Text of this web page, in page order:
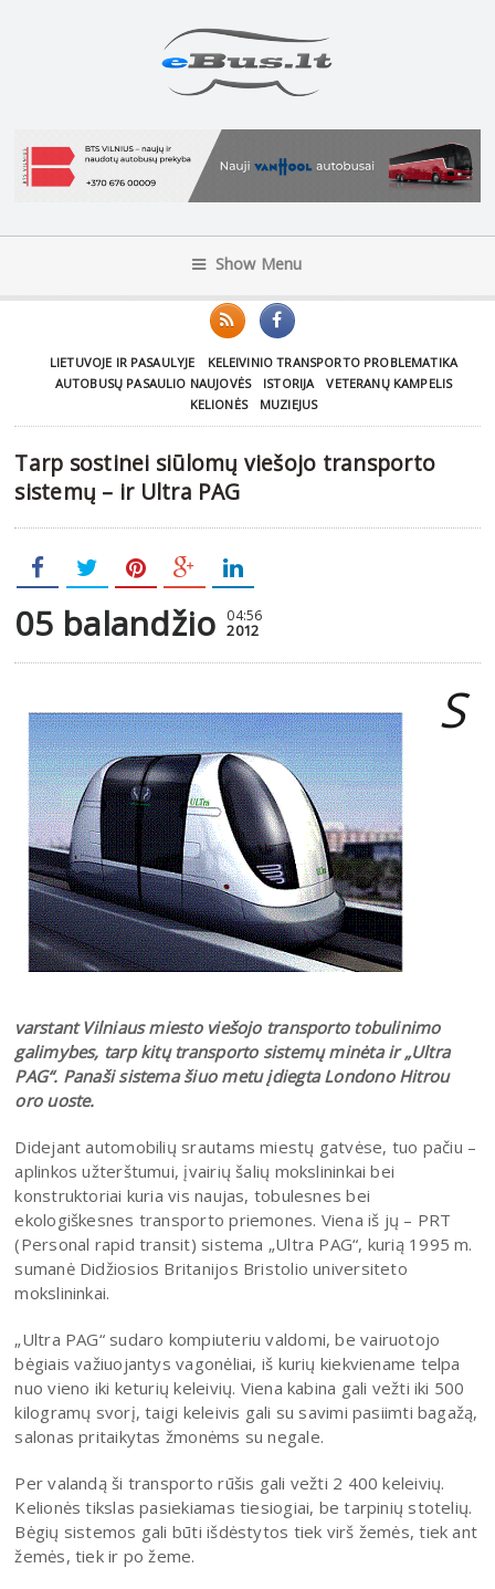
Show Menu
LIETUVOJE IR PASAULYJE
KELEIVINIO TRANSPORTO PROBLEMATIKA
AUTOBUSŲ PASAULIO NAUJOVĖS
ISTORIJA
VETERANŲ KAMPELIS
KELIONĖS
MUZIEJUS
Tarp sostinei siūlomų viešojo transporto
sistemų – ir Ultra PAG
05 balandžio 04:56
2012
S
varstant Vilniaus miesto viešojo transporto tobulinimo
galimybes, tarp kitų transporto sistemų minėta ir „Ultra
PAG“. Panaši sistema šiuo metu įdiegta Londono Hitrou
oro uoste.
Didejant automobilių srautams miestų gatvėse, tuo pačiu –
aplinkos užterštumui, įvairių šalių mokslininkai bei
konstruktoriai kuria vis naujas, tobulesnes bei
ekologiškesnes transporto priemones. Viena iš jų – PRT
(Personal rapid transit) sistema „Ultra PAG“, kurią 1995 m.
sumanė Didžiosios Britanijos Bristolio universiteto
mokslininkai.
„Ultra PAG“ sudaro kompiuteriu valdomi, be vairuotojo
bėgiais važiuojantys vagonėliai, iš kurių kiekviename telpa
nuo vieno iki keturių keleivių. Viena kabina gali vežti iki 500
kilogramų svorį, taigi keleivis gali su savimi pasiimti bagažą,
salonas pritaikytas žmonėms su negale.
Per valandą ši transporto rūšis gali vežti 2 400 keleivių.
Kelionės tikslas pasiekiamas tiesiogiai, be tarpinių stotelių.
Bėgių sistemos gali būti išdėstytos tiek virš žemės, tiek ant
žemės, tiek ir po žeme.